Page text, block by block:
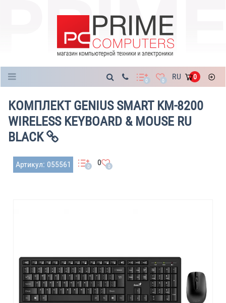
0 0 RU 0
КОМПЛЕКТ GENIUS SMART KM-8200
WIRELESS KEYBOARD & MOUSE RU
BLACK
Артикул: 055561 0 0 0